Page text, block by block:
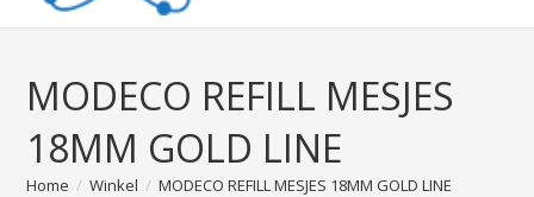
MODECO REFILL MESJES
18MM GOLD LINE
Home / Winkel / MODECO REFILL MESJES 18MM GOLD LINE